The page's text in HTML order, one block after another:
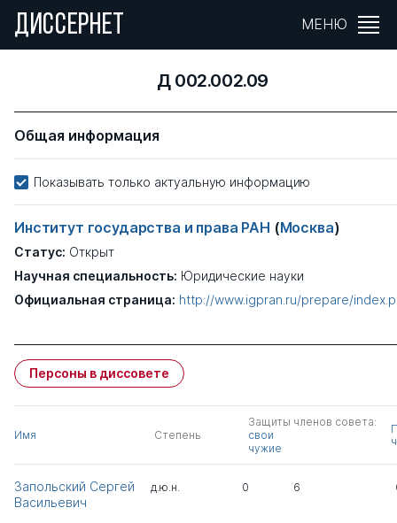
ДИССЕРНЕТ МЕНЮ
Д 002.002.09
Общая информация
Показывать только актуальную информацию
Институт государства и права РАН (Москва)
Статус: Открыт
Научная специальность: Юридические науки
Официальная страница: http://www.igpran.ru/prepare/
Персоны в диссовете
Имя Степень
Защиты членов совета:
свои
чужие
Запольский Сергей
Васильевич
д.ю.н. 0 6